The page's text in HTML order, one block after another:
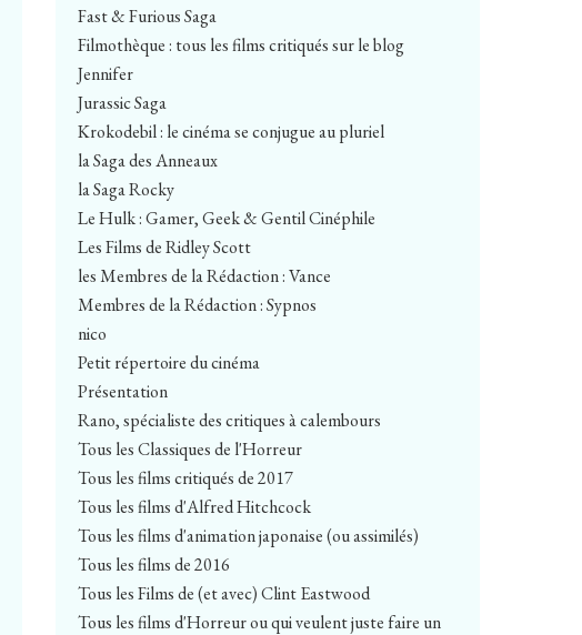
Fast & Furious Saga
Filmothèque : tous les films critiqués sur le blog
Jennifer
Jurassic Saga
Krokodebil : le cinéma se conjugue au pluriel
la Saga des Anneaux
la Saga Rocky
Le Hulk : Gamer, Geek & Gentil Cinéphile
Les Films de Ridley Scott
les Membres de la Rédaction : Vance
Membres de la Rédaction : Sypnos
nico
Petit répertoire du cinéma
Présentation
Rano, spécialiste des critiques à calembours
Tous les Classiques de l'Horreur
Tous les films critiqués de 2017
Tous les films d'Alfred Hitchcock
Tous les films d'animation japonaise (ou assimilés)
Tous les films de 2016
Tous les Films de (et avec) Clint Eastwood
Tous les films d'Horreur ou qui veulent juste faire un